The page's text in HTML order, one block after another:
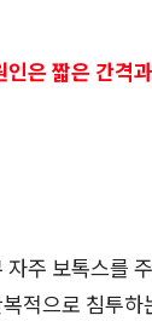
인은 짧은 간격
자주 보톡스를
적으로 침투